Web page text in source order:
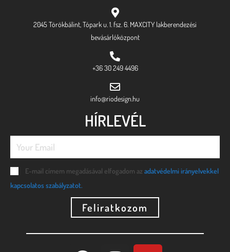
2045 Törökbálint, Tópark u. 1. fsz. 6. MAXCITY lakberendezési
bevásárlóközpont
+36 30 249 4496
info@riodesign.hu
HÍRLEVÉL
E-mail címem megadásával elfogadom az adatvédelmi irányelvekkel
kapcsolatos szabályzatot.
Feliratkozom